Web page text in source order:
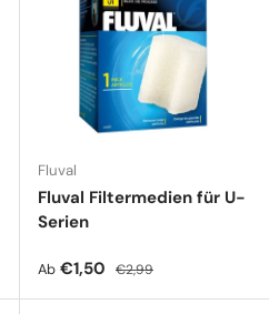
Fluval
Fluval Filtermedien für U-
Serien
Verkaufspreis
Ab €1,50 Normaler Preis
€2,99